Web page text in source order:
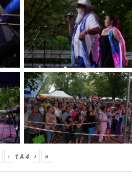
‹ 1A 4 › »